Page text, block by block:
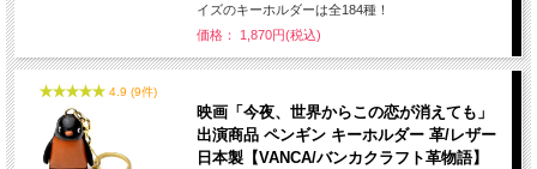
イズのキーホルダーは全184種！
価格： 1,870円(税込)
4.9 (9件)
映画「今夜、世界からこの恋が消えても」
出演商品 ペンギン キーホルダー 革/レザー
日本製【VANCA/バンカクラフト革物語】